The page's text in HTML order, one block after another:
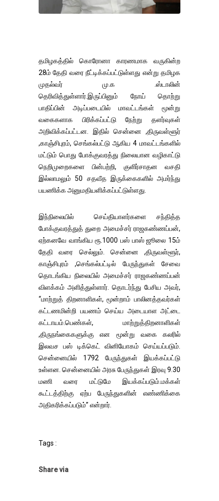
தமிழகத்தில் கொரோனா காரணமாக வருகின்ற
28ம் தேதி வரை நீட்டிக்கப்பட்டுள்ளது என்று தமிழக
முதல்வர் மு.க .ஸ்டாலின்
தெரிவித்துள்ளார்.இருப்பினும் நோய் தொற்று
பாதிப்பின் அடிப்படையில் மாவட்டங்கள் மூன்று
வகைகளாக பிரிக்கப்பட்டு நேற்று தளர்வுகள்
அறிவிக்கப்பட்டன. இதில் சென்னை ,திருவள்ளூர்
,காஞ்சிபுரம், செங்கல்பட்டு ஆகிய 4 மாவட்டங்களில்
மட்டும் பொது போக்குவரத்து நிலையான வழிகாட்டு
நெறிமுறைகளை பின்பற்றி, குளிர்சாதன வசதி
இல்லாமலும் 50 சதவீத இருக்கைகளில் அமர்ந்து
பயணிக்க அனுமதியளிக்கப்பட்டுள்ளது.
இந்நிலையில் செய்தியாளர்களை சந்தித்த
போக்குவரத்துத் துறை அமைச்சர் ராஜகண்ணப்பன்,
ஏற்கனவே வாங்கிய ரூ.1000 பஸ் பாஸ் ஜூலை 15ம்
தேதி வரை செல்லும். சென்னை ,திருவள்ளூர்,
காஞ்சிபுரம் ,செங்கல்பட்டில் பேருந்துகள் சேவை
தொடங்கிய நிலையில் அமைச்சர் ராஜகண்ணப்பன்
விளக்கம் அளித்துள்ளார். தொடர்ந்து பேசிய அவர்,
“மாற்றுத் திறனாளிகள், மூன்றாம் பாலினத்தவர்கள்
கட்டணமின்றி பயணம் செய்ய அடையாள அட்டை
கட்டாயம்.பெண்கள், மாற்றுத்திறனாளிகள்
,திருநங்கைகளுக்கு என மூன்று வகை கலரில்
இலவச பஸ் டிக்கெட் வினியோகம் செய்யப்படும்.
சென்னையில் 1792 பேருந்துகள் இயக்கப்பட்டு
உள்ளன. சென்னையில் அரசு பேருந்துகள் இரவு 9.30
மணி வரை மட்டுமே இயக்கப்படும்.மக்கள்
கூட்டத்திற்கு ஏற்ப பேருந்துகளின் எண்ணிக்கை
அதிகரிக்கப்படும்” என்றார்.
Tags :
Share via